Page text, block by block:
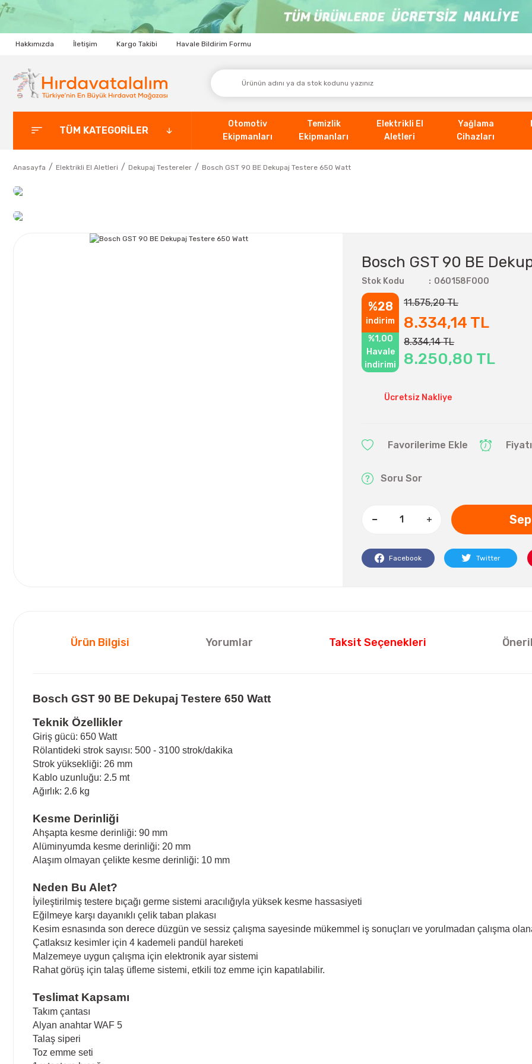
Hakkımızda İletişim Kargo Takibi Havale Bildirim Formu
TÜM KATEGORİLER
Otomotiv
Ekipmanları
Temizlik
Ekipmanları
Elektrikli El
Aletleri
Yağlama
Cihazları
Anasayfa Elektrikli El Aletleri Dekupaj Testereler Bosch GST 90 BE Dekupaj Testere 650 Watt
Bosch GST 90 BE
Stok Kodu 060158F000
%28
indirim
11.575,20 TL
8.334,14 TL
%1,00
Havale
indirimi
8.334,14 TL
8.250,80 TL
Ücretsiz Nakliye
Soru Sor
Facebook Twitter
Ürün Bilgisi Yorumlar Taksit Seçenekleri
Bosch GST 90 BE Dekupaj Testere 650 Watt
Teknik Özellikler
Giriş gücü: 650 Watt
Rölantideki strok sayısı: 500 - 3100 strok/dakika
Strok yüksekliği: 26 mm
Kablo uzunluğu: 2.5 mt
Ağırlık: 2.6 kg
Kesme Derinliği
Ahşapta kesme derinliği: 90 mm
Alüminyumda kesme derinliği: 20 mm
Alaşım olmayan çelikte kesme derinliği: 10 mm
Neden Bu Alet?
İyileştirilmiş testere bıçağı germe sistemi aracılığıyla yüksek kesme hassasiyeti
Eğilmeye karşı dayanıklı çelik taban plakası
Kesim esnasında son derece düzgün ve sessiz çalışma sayesinde mükemmel iş sonuçları ve yorulmadan çalışma
Çatlaksız kesimler için 4 kademeli pandül hareketi
Malzemeye uygun çalışma için elektronik ayar sistemi
Rahat görüş için talaş üfleme sistemi, etkili toz emme için kapatılabilir.
Teslimat Kapsamı
Takım çantası
Alyan anahtar WAF 5
Talaş siperi
Toz emme seti